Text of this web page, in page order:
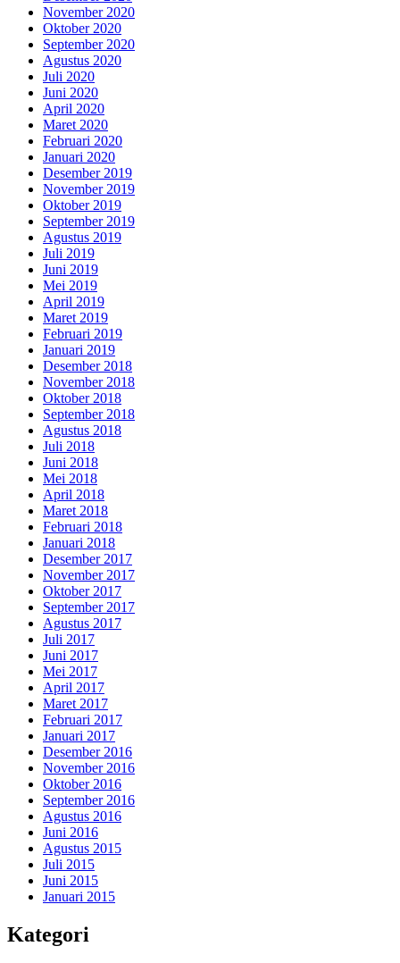
November 2020
Oktober 2020
September 2020
Agustus 2020
Juli 2020
Juni 2020
April 2020
Maret 2020
Februari 2020
Januari 2020
Desember 2019
November 2019
Oktober 2019
September 2019
Agustus 2019
Juli 2019
Juni 2019
Mei 2019
April 2019
Maret 2019
Februari 2019
Januari 2019
Desember 2018
November 2018
Oktober 2018
September 2018
Agustus 2018
Juli 2018
Juni 2018
Mei 2018
April 2018
Maret 2018
Februari 2018
Januari 2018
Desember 2017
November 2017
Oktober 2017
September 2017
Agustus 2017
Juli 2017
Juni 2017
Mei 2017
April 2017
Maret 2017
Februari 2017
Januari 2017
Desember 2016
November 2016
Oktober 2016
September 2016
Agustus 2016
Juni 2016
Agustus 2015
Juli 2015
Juni 2015
Januari 2015
Kategori